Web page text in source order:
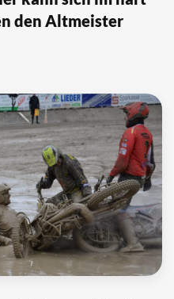
den Altmeister